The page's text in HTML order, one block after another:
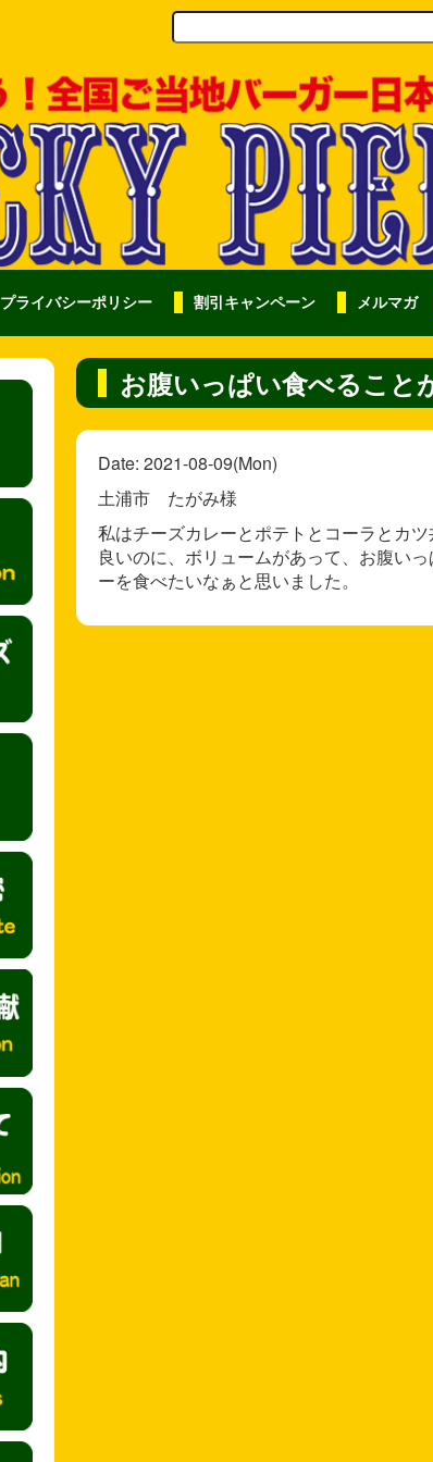
プライバシーポリシー 割引キャンペーン メルマガ
お腹いっぱい食べること
Date: 2021-08-09(Mon)
土浦市 たがみ様
私はチーズカレーとポテトとコーラとカ
良いのに、ボリュームがあって、お腹い
ーを食べたいなぁと思いました。